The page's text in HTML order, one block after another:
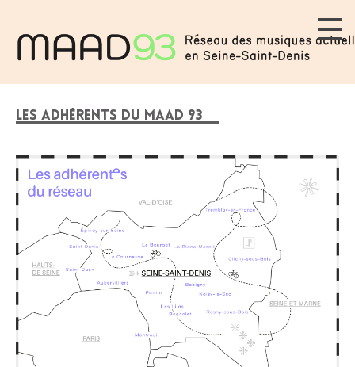
LES ADHÉRENTS DU MAAD 93